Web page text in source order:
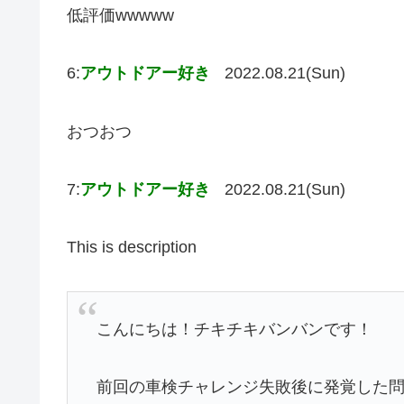
低評価wwwww
6:アウトドアー好き 2022.08.21(Sun)
おつおつ
7:アウトドアー好き 2022.08.21(Sun)
This is description
こんにちは！チキチキバンバンです！
前回の車検チャレンジ失敗後に発覚した